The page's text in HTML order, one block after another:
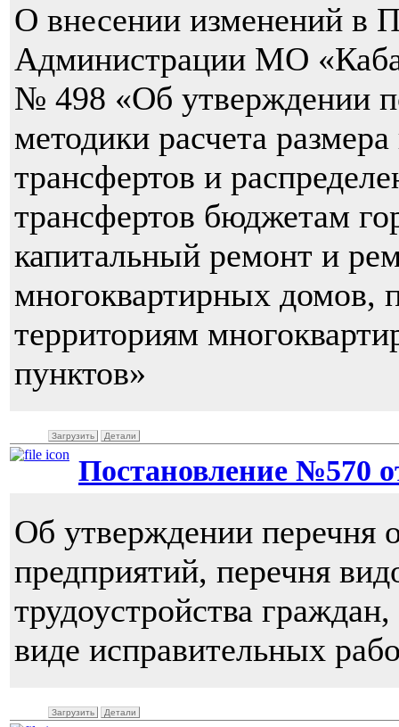
О внесении изменений в
Администрации МО
№ 498 «Об утверждении
методики расчета
трансфертов и
трансфертов бюджетам
капитальный ремонт и
многоквартирных домов,
территориям
пунктов»
Загрузить Детали
Постановление №570
Об утверждении перечня
предприятий, перечня
трудоустройства
виде исправительных
Загрузить Детали